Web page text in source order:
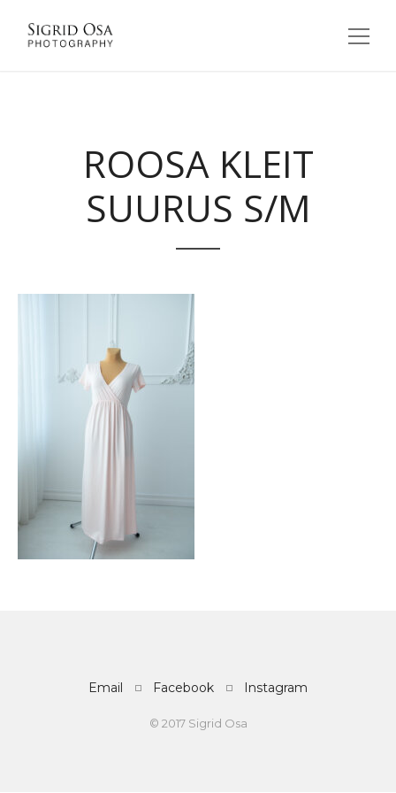
ROOSA KLEIT
SUURUS S/M
Email Facebook Instagram
© 2017 Sigrid Osa